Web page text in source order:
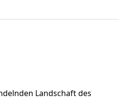
Landschaft des